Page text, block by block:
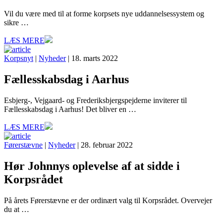
Vil du være med til at forme korpsets nye uddannelsessystem og
sikre …
LÆS MERE
Korpsnyt | Nyheder| 18. marts 2022
Fællesskabsdag i Aarhus
Esbjerg-, Vejgaard- og Frederiksbjergspejderne inviterer til
Fællesskabsdag i Aarhus! Det bliver en …
LÆS MERE
Førerstævne | Nyheder| 28. februar 2022
Hør Johnnys oplevelse af at sidde i
Korpsrådet
På årets Førerstævne er der ordinært valg til Korpsrådet. Overvejer
du at …